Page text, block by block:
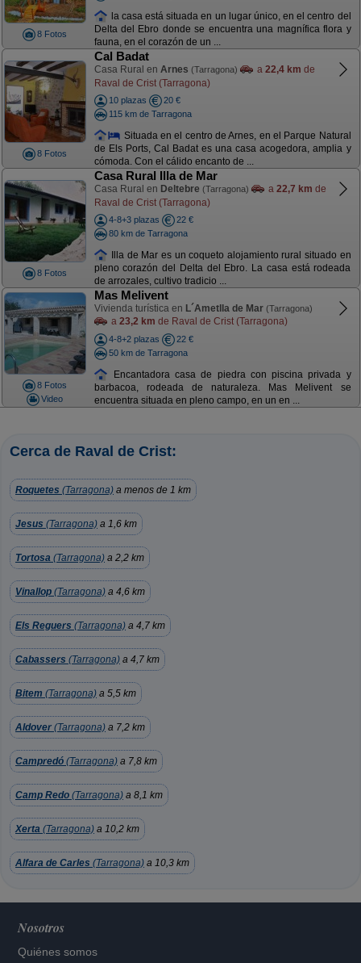
8 Fotos
la casa está situada en un lugar único, en el centro del
Delta del Ebro donde se encuentra una magnífica flora y
fauna, en el corazón de un ...
8 Fotos
Cal Badat
Casa Rural en Arnes (Tarragona) a 22,4 km de
Raval de Crist (Tarragona)
10 plazas
20 €
115 km de Tarragona
Situada en el centro de Arnes, en el Parque Natural
de Els Ports, Cal Badat es una casa acogedora, amplia y
cómoda. Con el cálido encanto de ...
8 Fotos
Casa Rural Illa de Mar
Casa Rural en Deltebre (Tarragona) a 22,7 km de
Raval de Crist (Tarragona)
4-8+3 plazas
22 €
80 km de Tarragona
Illa de Mar es un coqueto alojamiento rural situado en
pleno corazón del Delta del Ebro. La casa está rodeada
de arrozales, cultivo tradicio ...
8 Fotos
Video
Mas Melivent
Vivienda turística en L´Ametlla de Mar (Tarragona)
a 23,2 km de Raval de Crist (Tarragona)
4-8+2 plazas
22 €
50 km de Tarragona
Encantadora casa de piedra con piscina privada y
barbacoa, rodeada de naturaleza. Mas Melivent se
encuentra situada en pleno campo, en un en ...
Cerca de Raval de Crist:
Roquetes (Tarragona) a menos de 1 km
Jesus (Tarragona) a 1,6 km
Tortosa (Tarragona) a 2,2 km
Vinallop (Tarragona) a 4,6 km
Els Reguers (Tarragona) a 4,7 km
Cabassers (Tarragona) a 4,7 km
Bitem (Tarragona) a 5,5 km
Aldover (Tarragona) a 7,2 km
Campredó (Tarragona) a 7,8 km
Camp Redo (Tarragona) a 8,1 km
Xerta (Tarragona) a 10,2 km
Alfara de Carles (Tarragona) a 10,3 km
Nosotros
Quiénes somos